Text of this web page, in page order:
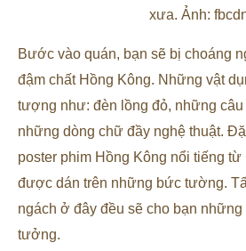
xưa. Ảnh:
Bước vào quán, bạn sẽ bị choáng
đậm chất Hồng Kông. Những vật
tượng như: đèn lồng đỏ, những
những dòng chữ đầy nghệ thuật.
poster phim Hồng Kông nổi tiếng
được dán trên những bức tường.
ngách ở đây đều sẽ cho bạn
tưởng.